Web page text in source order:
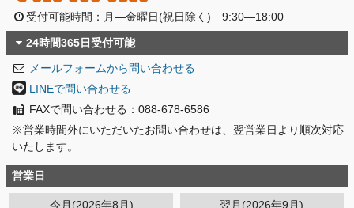
受付可能時間：月―金曜日(祝日除く) 9:30―18:00
24時間365日受付可能
メールフォームから問い合わせる
LINEで問い合わせる
FAXで問い合わせる：088-678-6586
※営業時間外にいただいたお問い合わせは、翌営業日より順次対応
いたします。
営業日
今月(2026年8月) 翌月(2026年9月)